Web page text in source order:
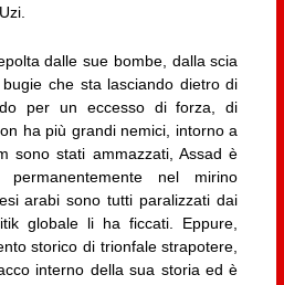
dalle sue bombe, dalla scia
che sta lasciando dietro di
per un eccesso di forza, di
ha più grandi nemici, intorno a
sono stati ammazzati, Assad è
permanentemente nel mirino
arabi sono tutti paralizzati dai
globale li ha ficcati. Eppure,
storico di trionfale strapotere,
interno della sua storia ed è